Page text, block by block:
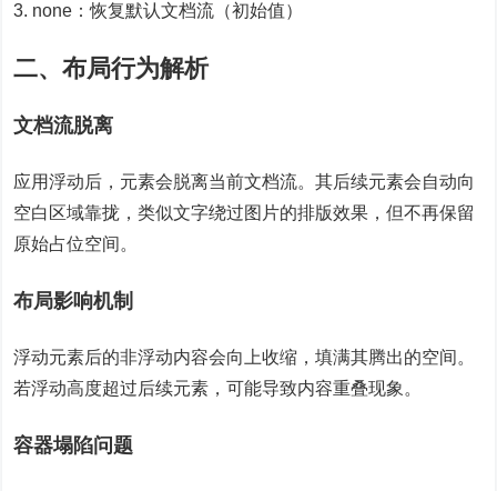
none：恢复默认文档流（初始值）
二、布局行为解析
文档流脱离
应用浮动后，元素会脱离当前文档流。其后续元素会自动向
空白区域靠拢，类似文字绕过图片的排版效果，但不再保留
原始占位空间。
布局影响机制
浮动元素后的非浮动内容会向上收缩，填满其腾出的空间。
若浮动高度超过后续元素，可能导致内容重叠现象。
容器塌陷问题